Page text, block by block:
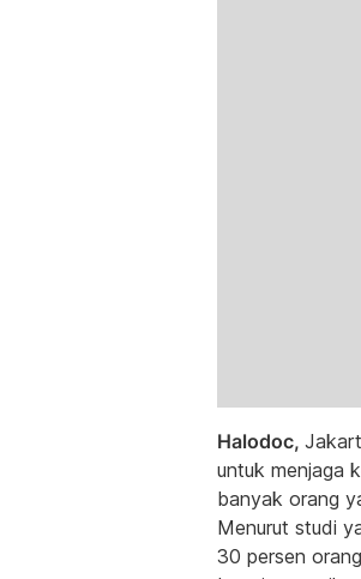
Halodoc,
untuk menjaga
banyak orang
Menurut studi
30 persen